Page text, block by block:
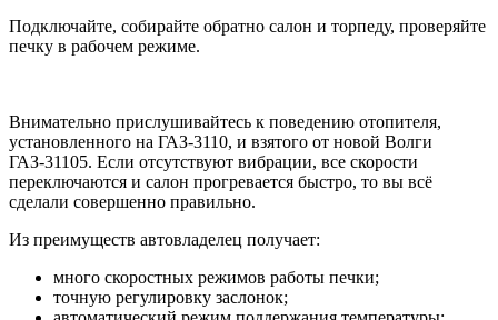
Подключайте, собирайте обратно салон и торпеду, проверяйте
печку в рабочем режиме.
Внимательно прислушивайтесь к поведению отопителя,
установленного на ГАЗ-3110, и взятого от новой Волги
ГАЗ-31105. Если отсутствуют вибрации, все скорости
переключаются и салон прогревается быстро, то вы всё
сделали совершенно правильно.
Из преимуществ автовладелец получает:
много скоростных режимов работы печки;
точную регулировку заслонок;